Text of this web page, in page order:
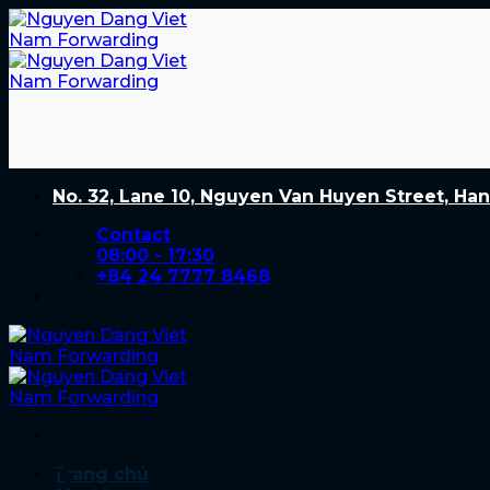
Skip
to
content
No. 32, Lane 10, Nguyen Van Huyen Street,
Contact
08:00 - 17:30
+84 24 7777 8468
Trang chủ
POD